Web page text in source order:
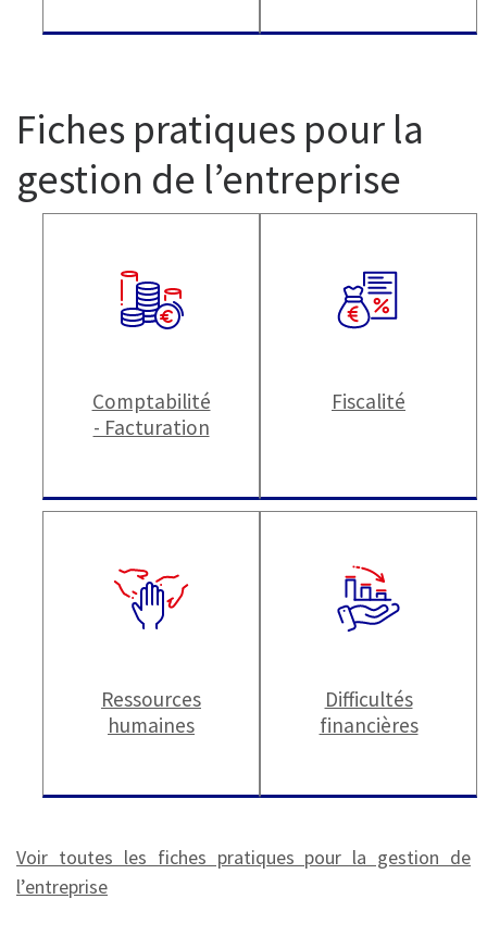
Fiches pratiques pour la
gestion de l’entreprise
Comptabilité
- Facturation
Fiscalité
Ressources
humaines
Difficultés
financières
Voir toutes les fiches pratiques pour la gestion de
l’entreprise